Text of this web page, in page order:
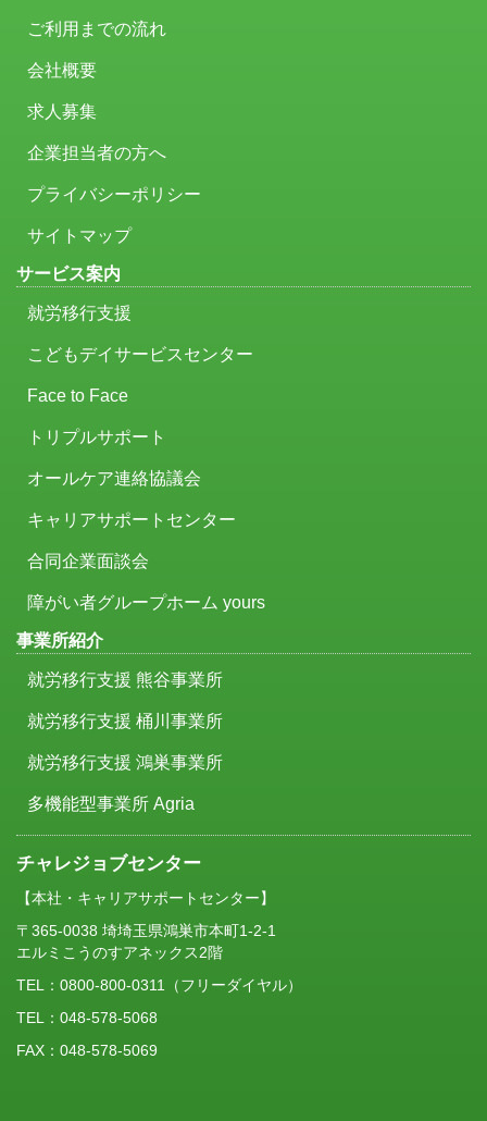
ご利用までの流れ
会社概要
求人募集
企業担当者の方へ
プライバシーポリシー
サイトマップ
サービス案内
就労移行支援
こどもデイサービスセンター
Face to Face
トリプルサポート
オールケア連絡協議会
キャリアサポートセンター
合同企業面談会
障がい者グループホーム yours
事業所紹介
就労移行支援 熊谷事業所
就労移行支援 桶川事業所
就労移行支援 鴻巣事業所
多機能型事業所 Agria
チャレジョブセンター
【本社・キャリアサポートセンター】
〒365-0038 埼埼玉県鴻巣市本町1-2-1
エルミこうのすアネックス2階
TEL： 0800-800-0311
（フリーダイヤル）
TEL：048-578-5068
FAX：048-578-5069